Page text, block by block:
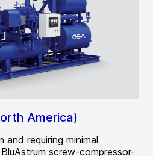
America)
and requiring minimal
screw-compressor-